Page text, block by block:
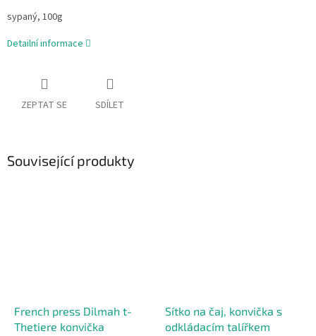
sypaný, 100g
Detailní informace
ZEPTAT SE SDÍLET
Související produkty
French press Dilmah t-
Thetiere konvička
Sítko na čaj, konvička s
odkládacím talířkem